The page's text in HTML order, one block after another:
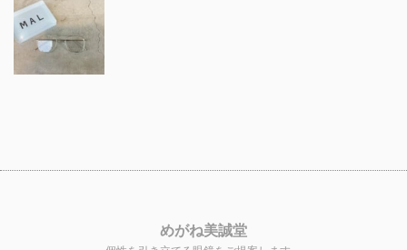
めがね美誠堂